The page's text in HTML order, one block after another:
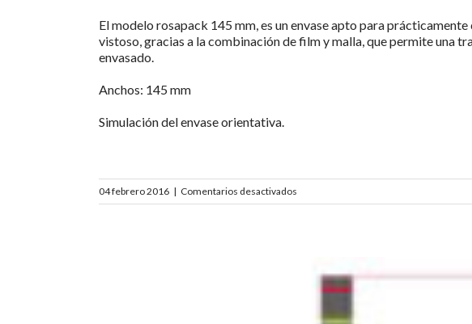
El modelo rosapack 145 mm, es un envase apto para
vistoso, gracias a la combinación de film y malla, que permite una
envasado.
Anchos: 145 mm
Simulación del envase orientativa.
04 febrero 2016 | Comentarios desactivados
Lidl